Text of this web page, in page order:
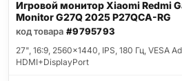
Игровой монитор Xiaomi Redmi
Monitor G27Q 2025 P27QCA-RG
код товара #9795793
27", 16:9, 2560x1440, IPS, 180 Гц, VESA
HDMI+DisplayPort